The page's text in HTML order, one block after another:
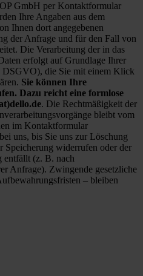
GmbH per Kontaktformular
Ihre Angaben aus dem
Ihnen dort angegebenen
der Anfrage und für den Fall von
Die Verarbeitung der in das
erfolgt auf Grundlage Ihrer
die Sie mit einem Klick
Sie können Ihre
Dazu reicht eine formlose
. Die Rechtmäßigkeit der
bleibt vom
im Kontaktformular
uns, bis Sie uns zur Löschung
widerrufen oder der
entfällt (z. B. nach
Anfrage). Zwingende gesetzliche
– bleiben